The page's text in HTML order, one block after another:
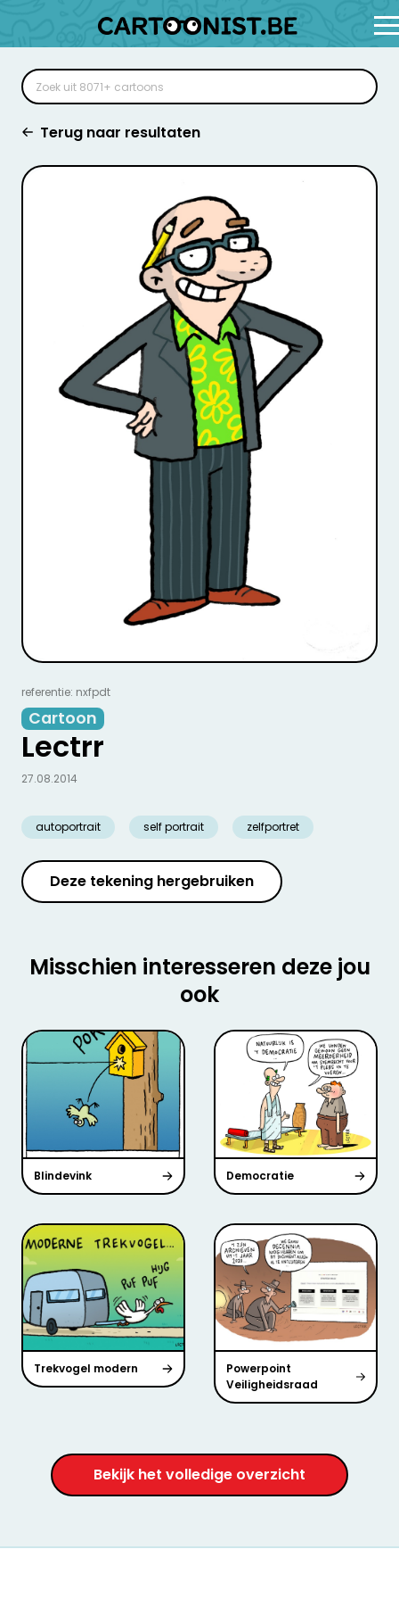
Terug naar resultaten
referentie: nxfpdt
Cartoon
Lectrr
autoportrait self portrait zelfportret
27.08.2014
Deze tekening hergebruiken
Misschien interesseren deze jou
ook
Blindevink Democratie
Trekvogel modern
Powerpoint
Veiligheidsraad
Bekijk het volledige overzicht